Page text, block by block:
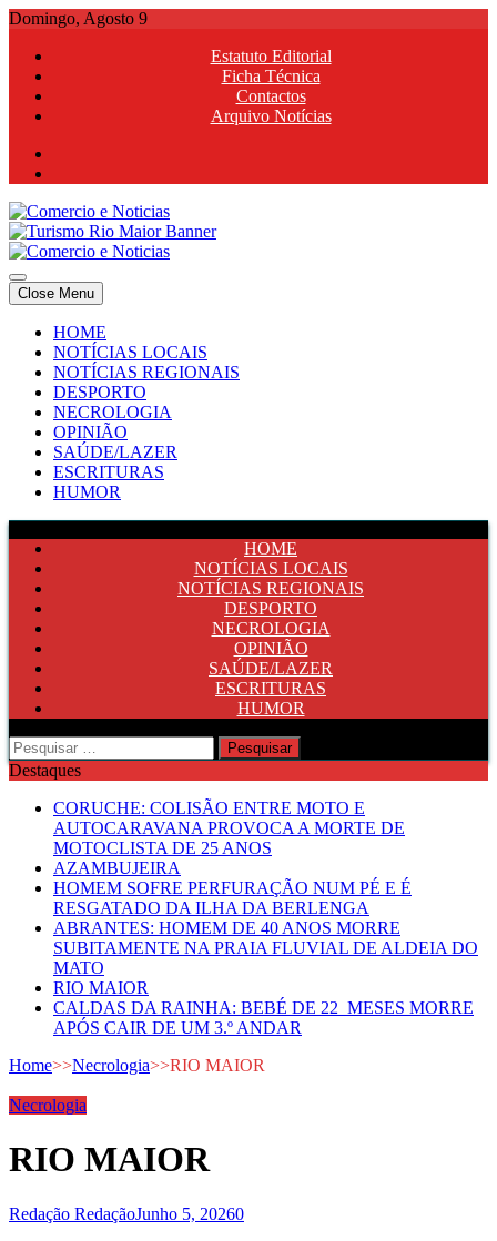
Skip
content
Domingo, Agosto 9
Estatuto Editorial
Ficha Técnica
Contactos
Arquivo Notícias
Comercio e Noticias
Notícias e Publicidade Online
Comercio e Noticias
Notícias e Publicidade Online
Close Menu
HOME
NOTÍCIAS LOCAIS
NOTÍCIAS REGIONAIS
DESPORTO
NECROLOGIA
OPINIÃO
SAÚDE/LAZER
ESCRITURAS
HUMOR
HOME
NOTÍCIAS LOCAIS
NOTÍCIAS REGIONAIS
DESPORTO
NECROLOGIA
OPINIÃO
SAÚDE/LAZER
ESCRITURAS
HUMOR
Pesquisar
por:
Destaques
CORUCHE: COLISÃO ENTRE MOTO E
AUTOCARAVANA PROVOCA A MORTE DE
MOTOCLISTA DE 25 ANOS
AZAMBUJEIRA
HOMEM SOFRE PERFURAÇÃO NUM PÉ E É
RESGATADO DA ILHA DA BERLENGA
ABRANTES: HOMEM DE 40 ANOS MORRE
SUBITAMENTE NA PRAIA FLUVIAL DE ALDEIA DO
MATO
RIO MAIOR
CALDAS DA RAINHA: BEBÉ DE 22 MESES MORRE
APÓS CAIR DE UM 3.º ANDAR
Home>>Necrologia>>RIO MAIOR
Necrologia
RIO MAIOR
Redação RedaçãoJunho 5, 20260